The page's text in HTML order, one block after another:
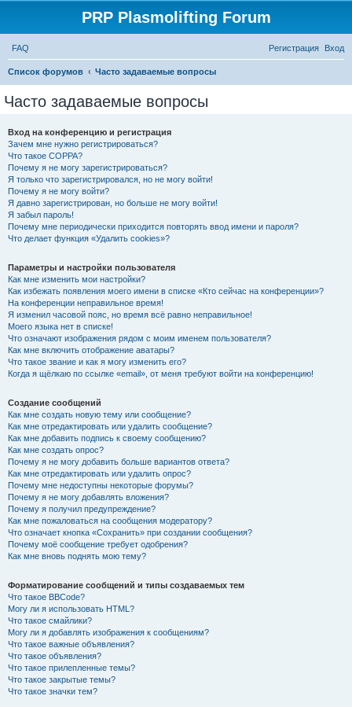
PRP Plasmolifting Forum
FAQ Вход
Регистрация
Список форумов Часто задаваемые вопросы
Часто задаваемые вопросы
Вход на конференцию и регистрация
Зачем мне нужно регистрироваться?
Что такое COPPA?
Почему я не могу зарегистрироваться?
Я только что зарегистрировался, но не могу войти!
Почему я не могу войти?
Я давно зарегистрирован, но больше не могу войти!
Я забыл пароль!
Почему мне периодически приходится повторять ввод имени и пароля?
Что делает функция «Удалить cookies»?
Параметры и настройки пользователя
Как мне изменить мои настройки?
Как избежать появления моего имени в списке «Кто сейчас на конференции»?
На конференции неправильное время!
Я изменил часовой пояс, но время всё равно неправильное!
Моего языка нет в списке!
Что означают изображения рядом с моим именем пользователя?
Как мне включить отображение аватары?
Что такое звание и как я могу изменить его?
Когда я щёлкаю по ссылке «email», от меня требуют войти на конференцию!
Создание сообщений
Как мне создать новую тему или сообщение?
Как мне отредактировать или удалить сообщение?
Как мне добавить подпись к своему сообщению?
Как мне создать опрос?
Почему я не могу добавить больше вариантов ответа?
Как мне отредактировать или удалить опрос?
Почему мне недоступны некоторые форумы?
Почему я не могу добавлять вложения?
Почему я получил предупреждение?
Как мне пожаловаться на сообщения модератору?
Что означает кнопка «Сохранить» при создании сообщения?
Почему моё сообщение требует одобрения?
Как мне вновь поднять мою тему?
Форматирование сообщений и типы создаваемых тем
Что такое BBCode?
Могу ли я использовать HTML?
Что такое смайлики?
Могу ли я добавлять изображения к сообщениям?
Что такое важные объявления?
Что такое объявления?
Что такое прилепленные темы?
Что такое закрытые темы?
Что такое значки тем?